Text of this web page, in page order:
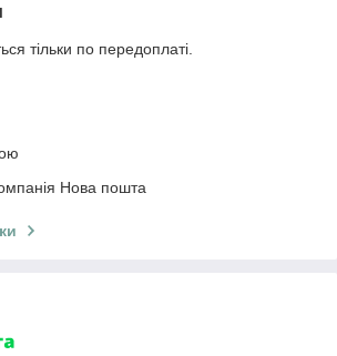
тільки по передоплаті.
Нова пошта